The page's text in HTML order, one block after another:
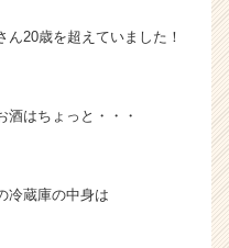
20歳を超えていました！
酒はちょっと・・・
冷蔵庫の中身は